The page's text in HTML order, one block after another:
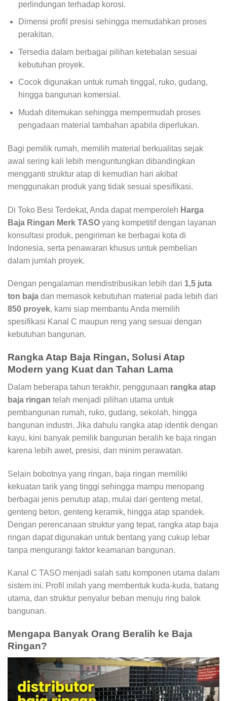
perlindungan terhadap korosi.
Dimensi profil presisi sehingga memudahkan proses
perakitan.
Tersedia dalam berbagai pilihan ketebalan sesuai
kebutuhan proyek.
Cocok digunakan untuk rumah tinggal, ruko, gudang,
hingga bangunan komersial.
Mudah ditemukan sehingga mempermudah proses
pengadaan material tambahan apabila diperlukan.
Bagi pemilik rumah, memilih material berkualitas sejak
awal sering kali lebih menguntungkan dibandingkan
mengganti struktur atap di kemudian hari akibat
menggunakan produk yang tidak sesuai spesifikasi.
Di Toko Besi Terdekat, Anda dapat memperoleh Harga
Baja Ringan Merk TASO yang kompetitif dengan layanan
konsultasi produk, pengiriman ke berbagai kota di
Indonesia, serta penawaran khusus untuk pembelian
dalam jumlah proyek.
Dengan pengalaman mendistribusikan lebih dari 1,5 juta
ton baja dan memasok kebutuhan material pada lebih dari
850 proyek, kami siap membantu Anda memilih
spesifikasi Kanal C maupun reng yang sesuai dengan
kebutuhan bangunan.
Rangka Atap Baja Ringan, Solusi Atap
Modern yang Kuat dan Tahan Lama
Dalam beberapa tahun terakhir, penggunaan rangka atap
baja ringan telah menjadi pilihan utama untuk
pembangunan rumah, ruko, gudang, sekolah, hingga
bangunan industri. Jika dahulu rangka atap identik dengan
kayu, kini banyak pemilik bangunan beralih ke baja ringan
karena lebih awet, presisi, dan minim perawatan.
Selain bobotnya yang ringan, baja ringan memiliki
kekuatan tarik yang tinggi sehingga mampu menopang
berbagai jenis penutup atap, mulai dari genteng metal,
genteng beton, genteng keramik, hingga atap spandek.
Dengan perencanaan struktur yang tepat, rangka atap baja
ringan dapat digunakan untuk bentang yang cukup lebar
tanpa mengurangi faktor keamanan bangunan.
Kanal C TASO menjadi salah satu komponen utama dalam
sistem ini. Profil inilah yang membentuk kuda-kuda, batang
utama, dan struktur penyalur beban menuju ring balok
bangunan.
Mengapa Banyak Orang Beralih ke Baja
Ringan?